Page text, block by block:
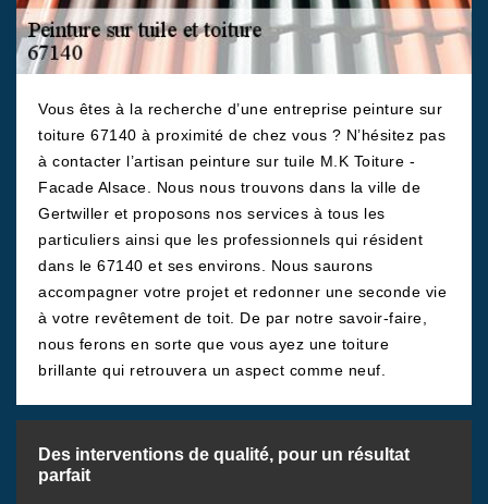
Vous êtes à la recherche d’une entreprise peinture sur
toiture 67140 à proximité de chez vous ? N’hésitez pas
à contacter l’artisan peinture sur tuile M.K Toiture -
Facade Alsace. Nous nous trouvons dans la ville de
Gertwiller et proposons nos services à tous les
particuliers ainsi que les professionnels qui résident
dans le 67140 et ses environs. Nous saurons
accompagner votre projet et redonner une seconde vie
à votre revêtement de toit. De par notre savoir-faire,
nous ferons en sorte que vous ayez une toiture
brillante qui retrouvera un aspect comme neuf.
Des interventions de qualité, pour un résultat
parfait